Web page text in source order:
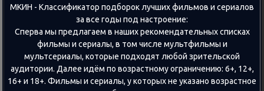
МКИН - Классификатор подборок лучших фильмов и сериалов
за все годы под настроение:
Сперва мы предлагаем в наших рекомендательных списках
фильмы и сериалы, в том числе мультфильмы и
мультсериалы, которые подходят любой зрительской
аудитории. Далее идём по возрастному ограничению: 6+, 12+,
16+ и 18+. Фильмы и сериалы, у которых не указано возрастное